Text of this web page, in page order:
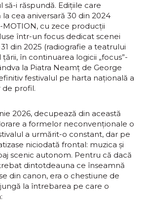
i răspundă. Edițiile care
cea aniversară 30 din 2024
MOTION, cu zece producții
într-un focus dedicat scenei
din 2025 (radiografie a teatrului
în continuarea logicii „focus”-
la Piatra Neamț de George
festivalul pe harta națională a
profil.
2026, decupează din această
a formelor neconvenționale o
a urmărit-o constant, dar pe
niciodată frontal: muzica și
scenic autonom. Pentru că dacă
dintotdeauna ce înseamnă
din canon, era o chestiune de
la întrebarea pe care o